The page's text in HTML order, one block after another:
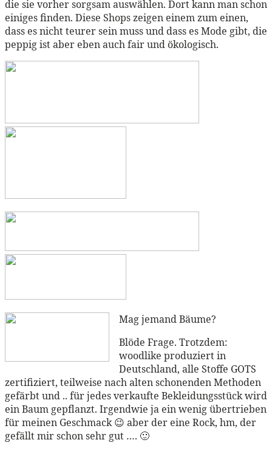
die sie vorher sorgsam auswählen. Dort kann man schon
einiges finden. Diese Shops zeigen einem zum einen,
dass es nicht teurer sein muss und dass es Mode gibt, die
peppig ist aber eben auch fair und ökologisch.
Mag jemand Bäume?
Blöde Frage. Trotzdem:
woodlike produziert in
Deutschland, alle Stoffe GOTS
zertifiziert, teilweise nach alten schonenden Methoden
gefärbt und .. für jedes verkaufte Bekleidungsstück wird
ein Baum gepflanzt. Irgendwie ja ein wenig übertrieben
für meinen Geschmack 😉 aber der eine Rock, hm, der
gefällt mir schon sehr gut …. 🙂